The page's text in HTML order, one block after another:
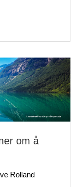
om å
Rolland